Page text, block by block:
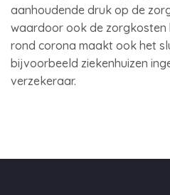
aanhoudende druk op de
waardoor ook de zorgkosten
rond corona maakt ook het
bijvoorbeeld ziekenhuizen
verzekeraar.